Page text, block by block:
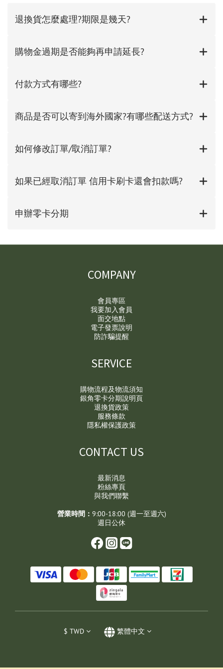
退換貨怎麼處理?期限是幾天?
購物金過期是否能夠再申請延長?
付款方式有哪些?
商品是否可以寄到海外國家?有哪些配送方式?
如何修改訂單/取消訂單?
如果已經取消訂單 信用卡刷卡還會扣款嗎?
申辦零卡分期
COMPANY
會員專區
我要加入會員
面交地點
電子發票說明
防詐騙提醒
SERVICE
購物流程及物流須知
銀角零卡分期說明頁
退換貨政策
服務條款
隱私權保護政策
CONTACT US
最新消息
粉絲專頁
與我們聯繫
營業時間： 9:00-18:00 (週一至週六)
週日公休
$ TWD 繁體中文